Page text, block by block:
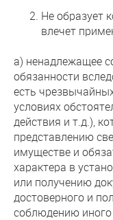
Не образует
влечет
а) ненадлежащее
обязанности
есть
условиях
действия и т.д.),
представлению
имуществе и
характера в
или получению
достоверного и
соблюдению иного